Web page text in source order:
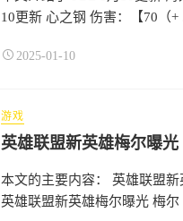
10更新 心之钢 伤害：【70（+
2025-01-10
游戏
英雄联盟新英雄梅尔曝
本文的主要内容： 英雄联盟
英雄联盟新英雄梅尔曝光 梅尔